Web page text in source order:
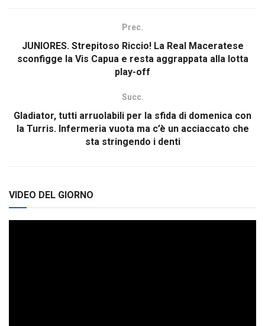
Prec.
JUNIORES. Strepitoso Riccio! La Real Maceratese
sconfigge la Vis Capua e resta aggrappata alla lotta
play-off
Succ.
Gladiator, tutti arruolabili per la sfida di domenica con
la Turris. Infermeria vuota ma c’è un acciaccato che
sta stringendo i denti
VIDEO DEL GIORNO